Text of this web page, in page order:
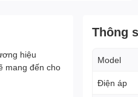
hiệu
mang đến cho
Thông
Model
Điện áp